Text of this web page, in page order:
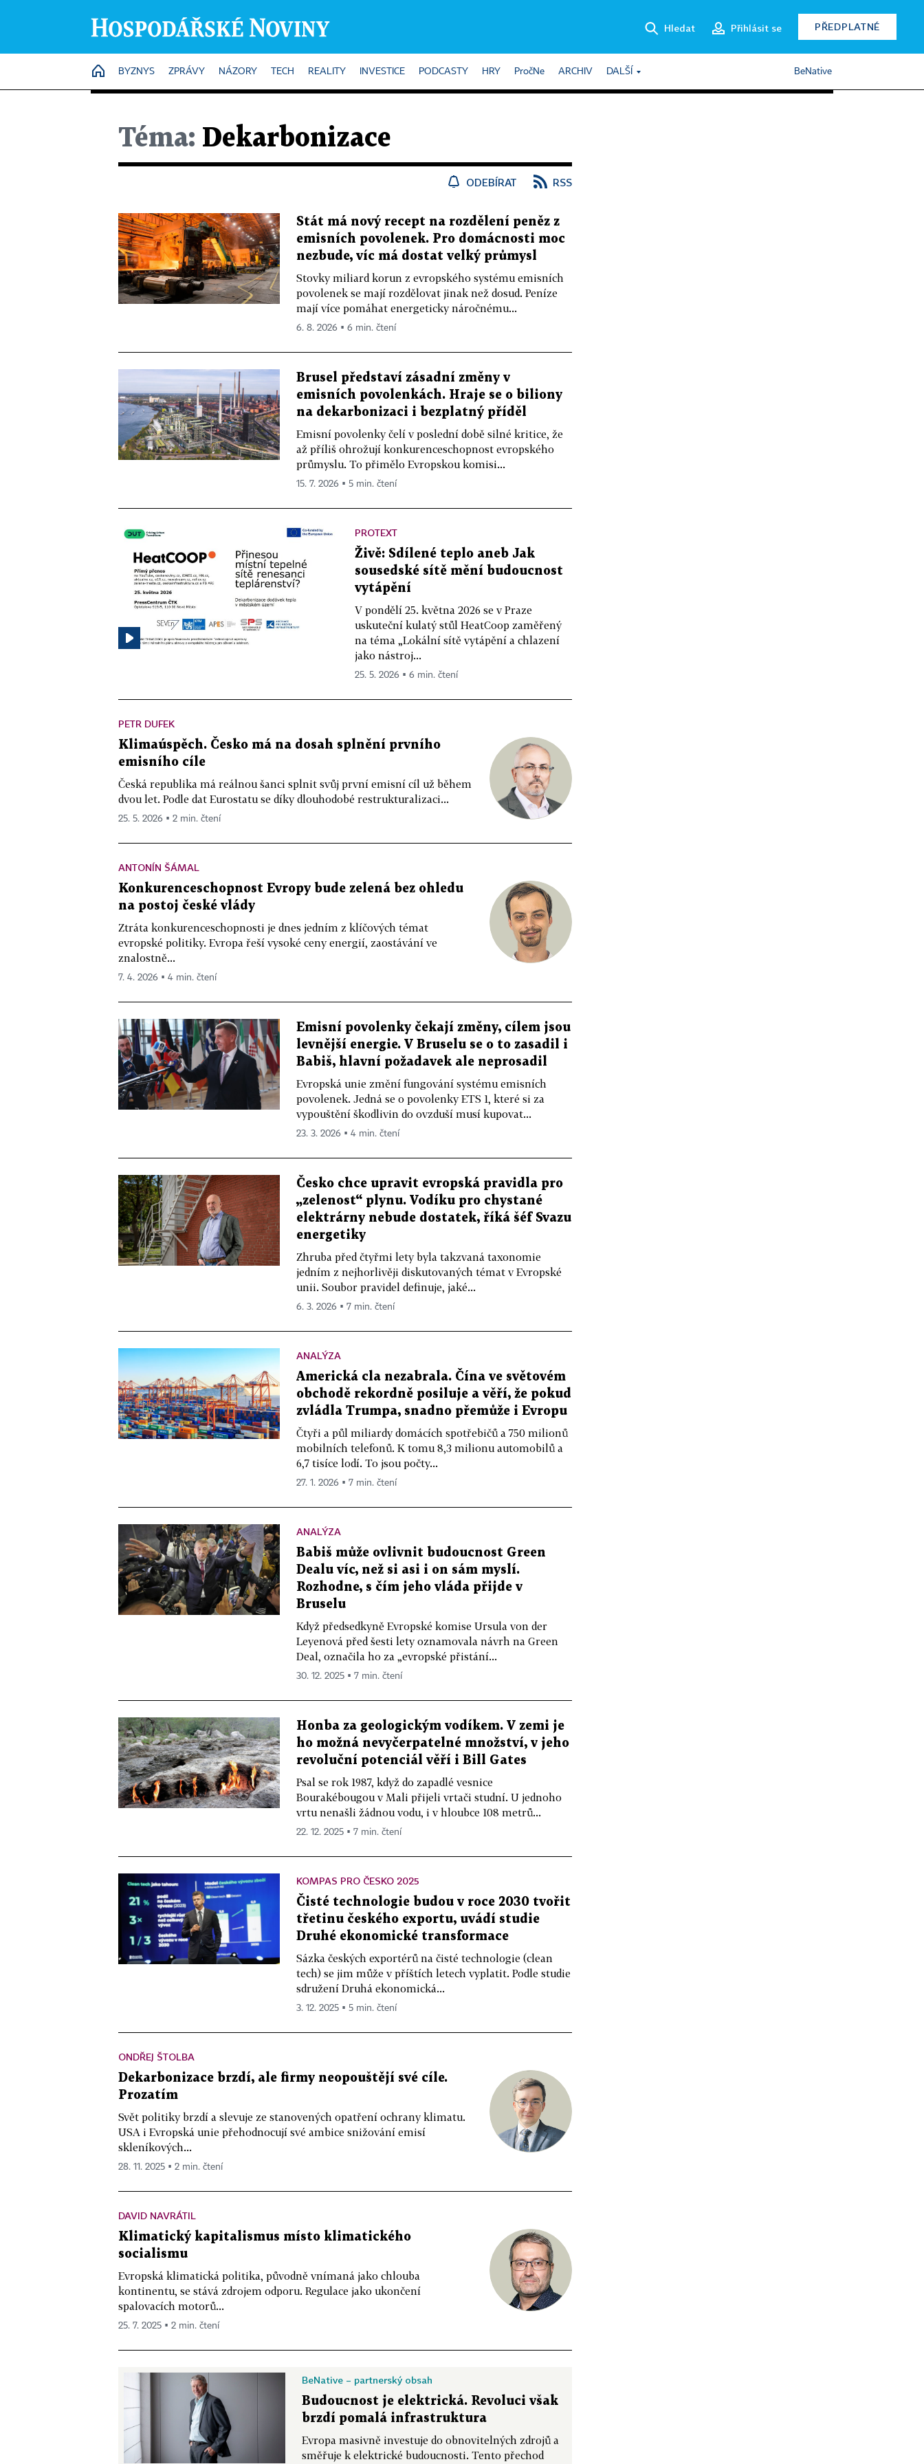
Hledat Přihlásit se PŘEDPLATNÉ
HOME
BYZNYS ZPRÁVY NÁZORY TECH REALITY INVESTICE PODCASTY HRY PročNe ARCHIV DALŠÍ BeNative
Téma: Dekarbonizace
ODEBÍRAT RSS
Stát má nový recept na rozdělení peněz z
emisních povolenek. Pro domácnosti moc
nezbude, víc má dostat velký průmysl
Stovky miliard korun z evropského systému emisních
povolenek se mají rozdělovat jinak než dosud. Peníze
mají více pomáhat energeticky náročnému...
6. 8. 2026 ▪ 6 min. čtení
Brusel představí zásadní změny v
emisních povolenkách. Hraje se o biliony
na dekarbonizaci i bezplatný příděl
Emisní povolenky čelí v poslední době silné kritice, že
až příliš ohrožují konkurenceschopnost evropského
průmyslu. To přimělo Evropskou komisi...
15. 7. 2026 ▪ 5 min. čtení
PROTEXT
Živě: Sdílené teplo aneb Jak
sousedské sítě mění budoucnost
vytápění
V pondělí 25. května 2026 se v Praze
uskuteční kulatý stůl HeatCoop zaměřený
na téma „Lokální sítě vytápění a chlazení
jako nástroj...
25. 5. 2026 ▪ 6 min. čtení
PETR DUFEK
Klimaúspěch. Česko má na dosah splnění prvního
emisního cíle
Česká republika má reálnou šanci splnit svůj první emisní cíl už během
dvou let. Podle dat Eurostatu se díky dlouhodobé restrukturalizaci...
25. 5. 2026 ▪ 2 min. čtení
ANTONÍN ŠÁMAL
Konkurenceschopnost Evropy bude zelená bez ohledu
na postoj české vlády
Ztráta konkurenceschopnosti je dnes jedním z klíčových témat
evropské politiky. Evropa řeší vysoké ceny energií, zaostávání ve
znalostně...
7. 4. 2026 ▪ 4 min. čtení
Emisní povolenky čekají změny, cílem jsou
levnější energie. V Bruselu se o to zasadil i
Babiš, hlavní požadavek ale neprosadil
Evropská unie změní fungování systému emisních
povolenek. Jedná se o povolenky ETS 1, které si za
vypouštění škodlivin do ovzduší musí kupovat...
23. 3. 2026 ▪ 4 min. čtení
Česko chce upravit evropská pravidla pro
„zelenost“ plynu. Vodíku pro chystané
elektrárny nebude dostatek, říká šéf Svazu
energetiky
Zhruba před čtyřmi lety byla takzvaná taxonomie
jedním z nejhorlivěji diskutovaných témat v Evropské
unii. Soubor pravidel definuje, jaké...
6. 3. 2026 ▪ 7 min. čtení
ANALÝZA
Americká cla nezabrala. Čína ve světovém
obchodě rekordně posiluje a věří, že pokud
zvládla Trumpa, snadno přemůže i Evropu
Čtyři a půl miliardy domácích spotřebičů a 750 milionů
mobilních telefonů. K tomu 8,3 milionu automobilů a
6,7 tisíce lodí. To jsou počty...
27. 1. 2026 ▪ 7 min. čtení
ANALÝZA
Babiš může ovlivnit budoucnost Green
Dealu víc, než si asi i on sám myslí.
Rozhodne, s čím jeho vláda přijde v
Bruselu
Když předsedkyně Evropské komise Ursula von der
Leyenová před šesti lety oznamovala návrh na Green
Deal, označila ho za „evropské přistání...
30. 12. 2025 ▪ 7 min. čtení
Honba za geologickým vodíkem. V zemi je
ho možná nevyčerpatelné množství, v jeho
revoluční potenciál věří i Bill Gates
Psal se rok 1987, když do zapadlé vesnice
Bourakébougou v Mali přijeli vrtači studní. U jednoho
vrtu nenašli žádnou vodu, i v hloubce 108 metrů...
22. 12. 2025 ▪ 7 min. čtení
KOMPAS PRO ČESKO 2025
Čisté technologie budou v roce 2030 tvořit
třetinu českého exportu, uvádí studie
Druhé ekonomické transformace
Sázka českých exportérů na čisté technologie (clean
tech) se jim může v příštích letech vyplatit. Podle studie
sdružení Druhá ekonomická...
3. 12. 2025 ▪ 5 min. čtení
ONDŘEJ ŠTOLBA
Dekarbonizace brzdí, ale firmy neopouštějí své cíle.
Prozatím
Svět politiky brzdí a slevuje ze stanovených opatření ochrany klimatu.
USA i Evropská unie přehodnocují své ambice snižování emisí
skleníkových...
28. 11. 2025 ▪ 2 min. čtení
DAVID NAVRÁTIL
Klimatický kapitalismus místo klimatického
socialismu
Evropská klimatická politika, původně vnímaná jako chlouba
kontinentu, se stává zdrojem odporu. Regulace jako ukončení
spalovacích motorů...
25. 7. 2025 ▪ 2 min. čtení
BeNative – partnerský obsah
Budoucnost je elektrická. Revoluci však
brzdí pomalá infrastruktura
Evropa masivně investuje do obnovitelných zdrojů a
směřuje k elektrické budoucnosti. Tento přechod